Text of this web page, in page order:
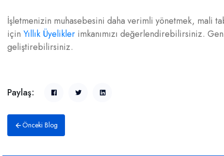
İşletmenizin muhasebesini daha verimli yönetmek, mali
için Yıllık Üyelikler imkanımızı değerlendirebilirsiniz.
geliştirebilirsiniz.
Paylaş:
Önceki Blog